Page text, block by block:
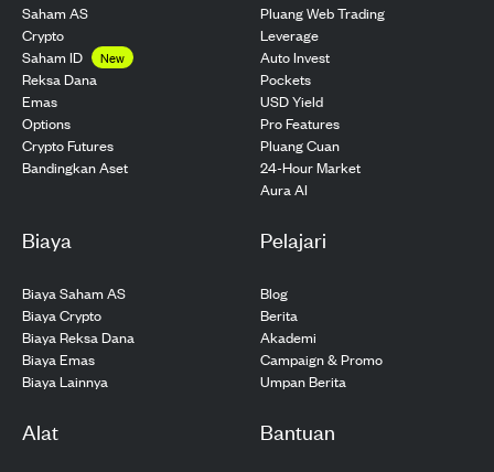
Saham AS
Crypto
Saham ID
New
Reksa Dana
Emas
Options
Crypto Futures
Bandingkan Aset
Pluang Web Trading
Leverage
Auto Invest
Pockets
USD Yield
Pro Features
Pluang Cuan
24-Hour Market
Aura AI
Biaya
Biaya Saham AS
Biaya Crypto
Biaya Reksa Dana
Biaya Emas
Biaya Lainnya
Pelajari
Blog
Berita
Akademi
Campaign & Promo
Umpan Berita
Alat Bantuan